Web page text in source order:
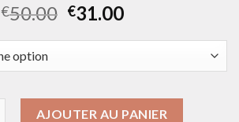
€50.00 €31.00
AJOUTER AU PANIER